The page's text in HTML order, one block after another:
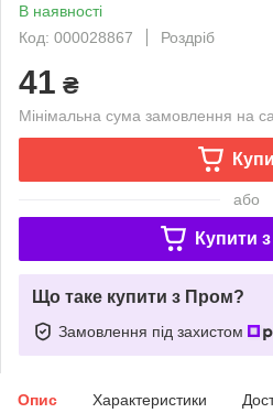
В наявності
Код: 000028867
Роздріб
41 ₴
Мінімальна сума замовлення на
або
Купити з
Що таке купити з Пром?
Замовлення під захистом
Опис Характеристики